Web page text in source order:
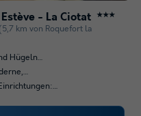
- La Ciotat ★★★
km von Roquefort la
Hügeln…